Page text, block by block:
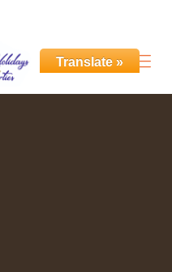
Translate »